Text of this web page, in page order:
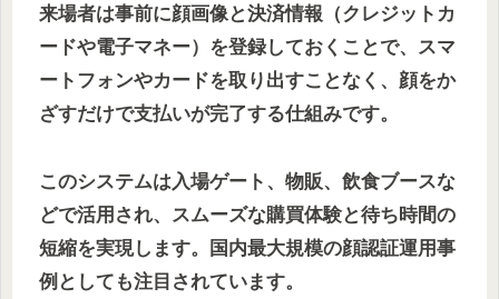
来場者は事前に顔画像と決済情報（クレジットカ
ードや電子マネー）を登録しておくことで、スマ
ートフォンやカードを取り出すことなく、顔をか
ざすだけで支払いが完了する仕組みです。
このシステムは入場ゲート、物販、飲食ブースな
どで活用され、スムーズな購買体験と待ち時間の
短縮を実現します。国内最大規模の顔認証運用事
例としても注目されています。